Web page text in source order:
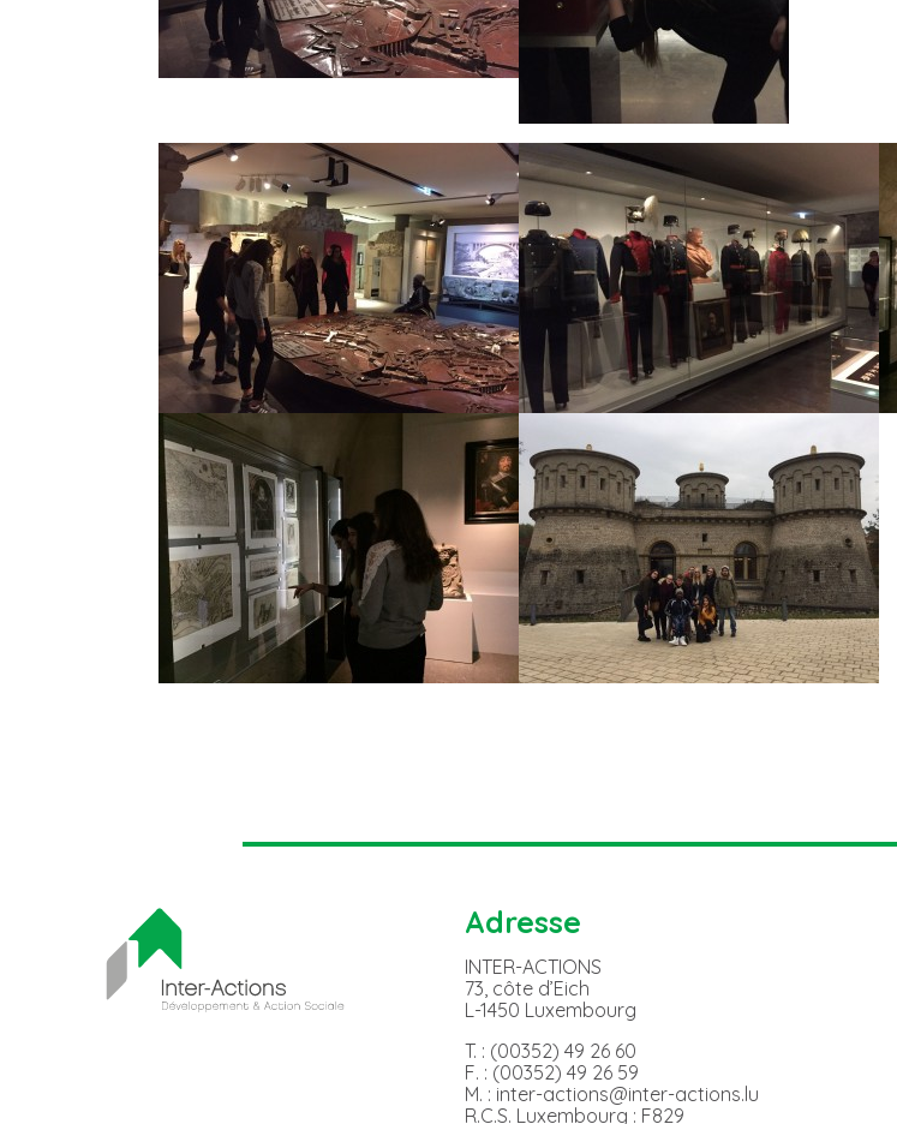
Adresse
INTER-ACTIONS
73, côte d’Eich
L-1450 Luxembourg
T. : (00352) 49 26 60
F. : (00352) 49 26 59
M. : inter-actions@inter-actions.lu
R.C.S. Luxembourg : F829